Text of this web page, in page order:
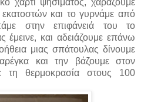
και το γυρνάμε από
στην επιφάνειά του το
και αδειάζουμε επάνω
μιας σπάτουλας δίνουμε
και την βάζουμε στον
τη θερμοκρασία στους 100